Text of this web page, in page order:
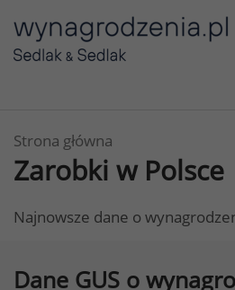
Strona główna
Zarobki w Polsce
Najnowsze dane o
Dane GUS o